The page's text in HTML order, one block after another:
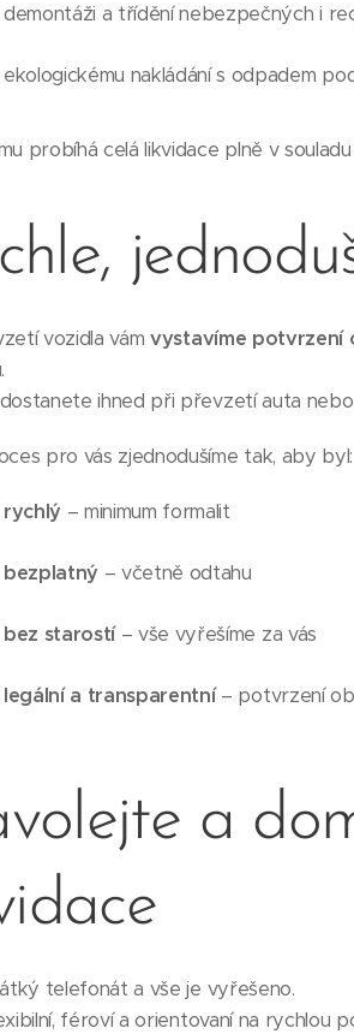
demontáži a třídění nebezpečných i
ekologickému nakládání s odpadem
probíhá celá likvidace plně v
vozidla vámvystavíme potvrzení
ihned při převzetí auta
pro vás zjednodušíme tak, aby byl:
rychlý – minimum formalit
bezplatný – včetně odtahu
bez starostí– vše vyřešíme za vás
legální a transparentní– potvrzení
a
telefonát a vše je vyřešeno.
féroví a orientovaní na rychlou